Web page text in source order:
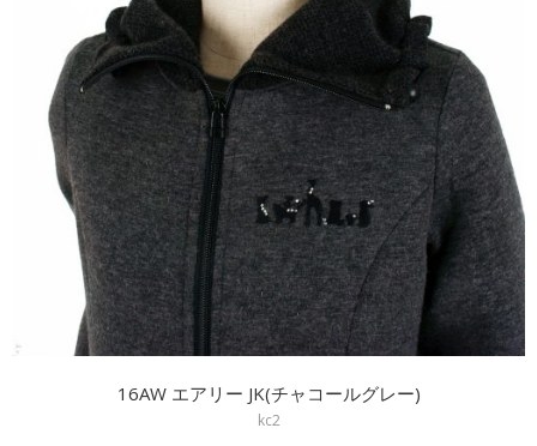
16AW エアリー JK(チャコールグレー)
kc2